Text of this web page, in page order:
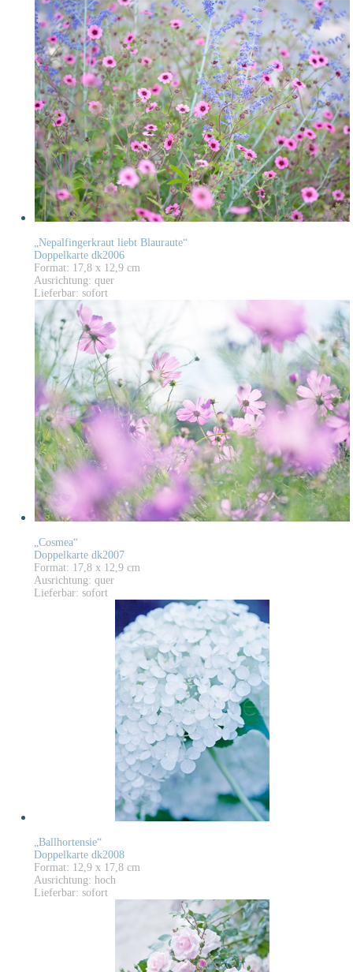
„Nepalfingerkraut liebt Blauraute“
Doppelkarte dk2006
Format: 17,8 x 12,9 cm
Ausrichtung: quer
Lieferbar: sofort
„Cosmea“
Doppelkarte dk2007
Format: 17,8 x 12,9 cm
Ausrichtung: quer
Lieferbar: sofort
„Ballhortensie“
Doppelkarte dk2008
Format: 12,9 x 17,8 cm
Ausrichtung: hoch
Lieferbar: sofort